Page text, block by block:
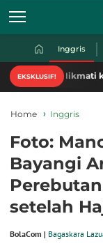
Inggris
EKSKLUSIF!
Nikmati
Home Inggris
Foto:
Bayangi
setelah
BolaCom | Bagaskara